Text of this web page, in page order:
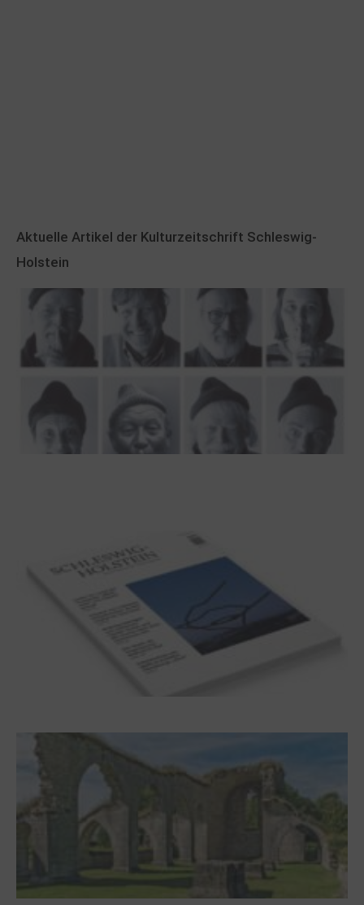
Aktuelle Artikel der Kulturzeitschrift Schleswig-
Holstein